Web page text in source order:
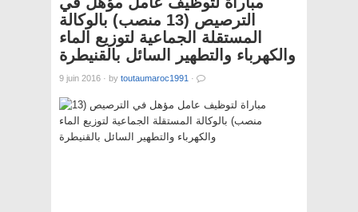
الترصيص (13 منصب) بالوكالة
المستقلة الجماعية لتوزيع الماء
والكهرباء والتطهير السائل بالقنيطرة
9 juin 2016 · by toutaumaroc1991 ·